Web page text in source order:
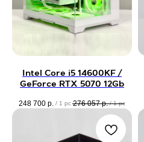
Intel Core i5 14600KF /
GeForce RTX 5070 12Gb
248 700 р. / 1 pc 276 057 р. / 1 pc